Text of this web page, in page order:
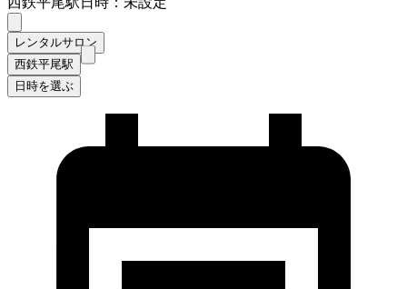
レンタルサロン
西鉄平尾駅
日時を選ぶ